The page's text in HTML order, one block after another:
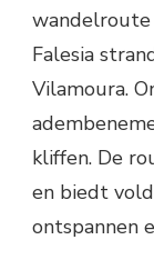
Falesia
Vilamoura.
kliffen. De
en biedt
ontspannen